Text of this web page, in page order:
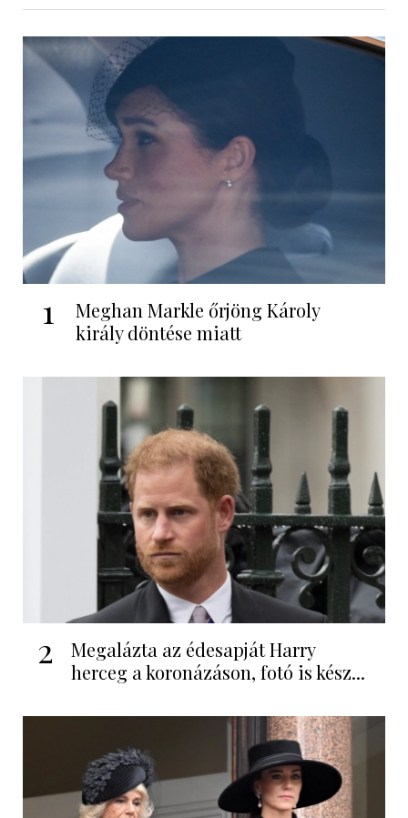
1
Meghan Markle őrjöng Károly
király döntése miatt
2
Megalázta az édesapját Harry
herceg a koronázáson, fotó is kész...